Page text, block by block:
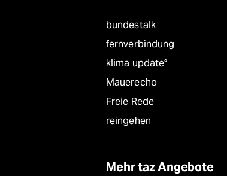
bundestalk
fernverbindung
klima update°
Mauerecho
Freie Rede
reingehen
Mehr taz Angebote